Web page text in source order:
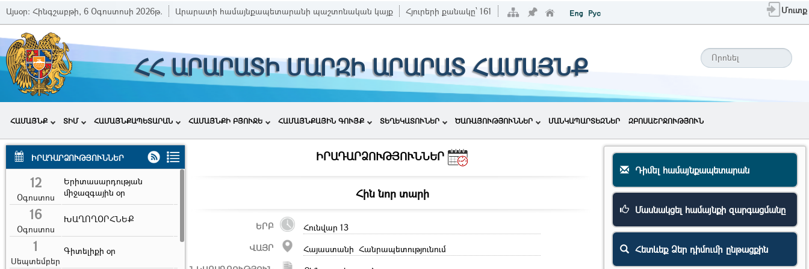
Այսօր: Հինգշաբթի, 6 Օգոստոսի 2026թ. Արարատի համայնքապետարանի պաշտոնական կայք Հյուրերի քանակը՝ 161 Մուտք
ՀՀ ԱՐԱՐԱՏԻ ՄԱՐԶԻ ԱՐԱՐԱՏ ՀԱՄԱՅՆՔ
ՀԱՄԱՅՆՔ ՏԻՄ ՀԱՄԱՅՆՔԱՊԵՏԱՐԱՆ ՀԱՄԱՅՆՔԻ ԲՅՈՒՋԵ ՀԱՄԱՅՆՔԱՅԻՆ ԳՈՒՅՔ ՏԵՂԵԿԱՏՈՒՆԵՐ ԾԱՌԱՅՈՒԹՅՈՒՆՆԵՐ ՄԱՆԿԱՊԱՐՏԵԶՆԵՐ ԶԲՈՍԱՇՐՋՈՒԹՅՈՒՆ
ԻՐԱԴԱՐՁՈՒԹՅՈՒՆՆԵՐ
12
Օգոստոս
Երիտասարդության
միջազգային օր
16
Օգոստոս
ԽԱՂՈՂՕՐՀՆԵՔ
1
Սեպտեմբեր
Գիտելիքի օր
ԻՐԱԴԱՐՁՈՒԹՅՈՒՆՆԵՐ
Հին նոր տարի
ԵՐԲ
Հունվար 13
ՎԱՅՐ
Հայաստանի Հանրապետությունում
Դիմել համայնքապետարան
Մասնակցել համայնքի զարգացմանը
Հետևեք Ձեր դիմումի ընթացքին